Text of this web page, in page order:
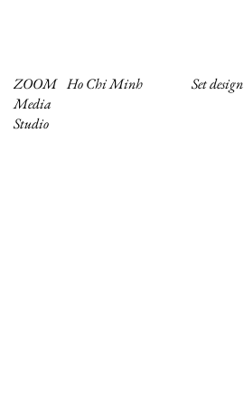
ZOOM
Media
Studio
Ho Chi Minh Set design